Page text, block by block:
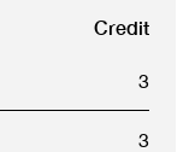
Credit
3
3